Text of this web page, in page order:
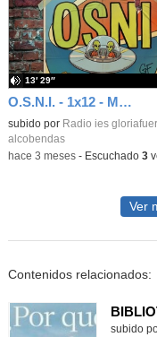
O.S.N.I. - 1x12 - My Beautiful Dark Twisted Fantasy de Kanye West (2010)
subido por Radio ies
alcobendas
13′ 29″
-hace 3 meses- Escuchado 3
Ver
Contenidos relacionados:
subido